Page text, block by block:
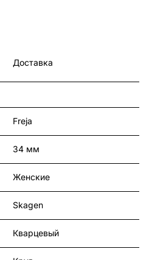
Доставка
Freja
34 мм
Женские
Skagen
Кварцевый